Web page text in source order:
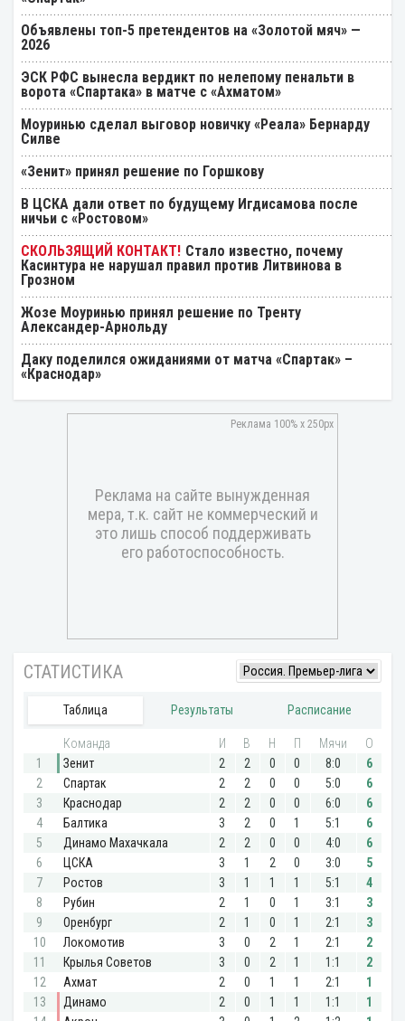
Объявлены топ-5 претендентов на «Золотой мяч» —
2026
ЭСК РФС вынесла вердикт по нелепому пенальти в
ворота «Спартака» в матче с «Ахматом»
Моуринью сделал выговор новичку «Реала» Бернарду
Силве
«Зенит» принял решение по Горшкову
В ЦСКА дали ответ по будущему Игдисамова после
ничьи с «Ростовом»
Стало известно, почему
Касинтура не нарушал правил против Литвинова в
Грозном
Жозе Моуринью принял решение по Тренту
Александер-Арнольду
Даку поделился ожиданиями от матча «Спартак» –
«Краснодар»